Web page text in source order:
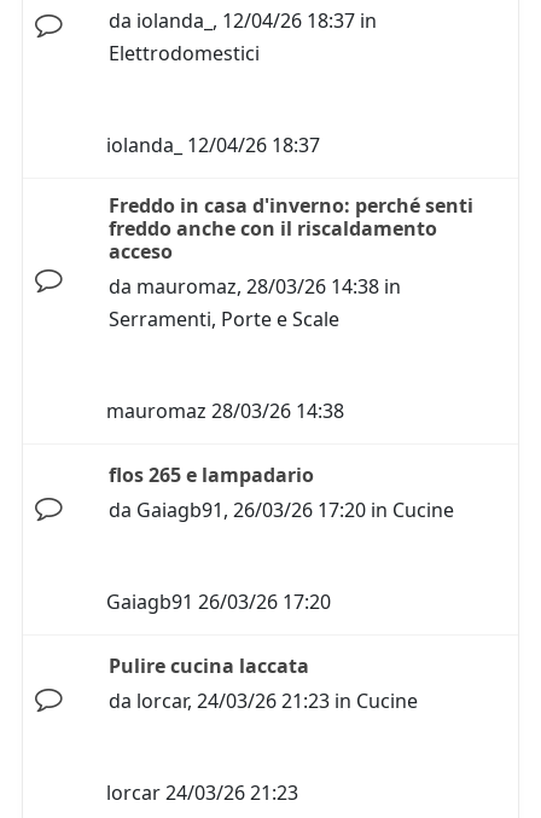
da iolanda_ , 12/04/26 18:37 in
Elettrodomestici
iolanda_ 12/04/26 18:37
Freddo in casa d'inverno: perché senti
freddo anche con il riscaldamento
acceso
da mauromaz, 28/03/26 14:38 in
Serramenti, Porte e Scale
mauromaz 28/03/26 14:38
flos 265 e lampadario
da Gaiagb91, 26/03/26 17:20 in Cucine
Gaiagb91 26/03/26 17:20
Pulire cucina laccata
da lorcar, 24/03/26 21:23 in Cucine
lorcar24/03/26 21:23